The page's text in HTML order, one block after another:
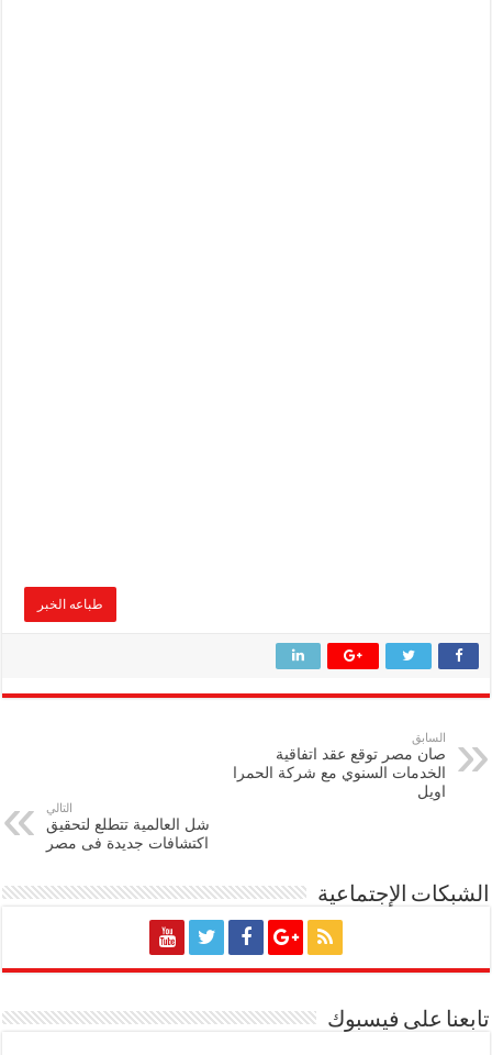
طباعه الخبر
السابق
صان مصر توقع عقد اتفاقية
الخدمات السنوي مع شركة الحمرا
اويل
التالي
شل العالمية تتطلع لتحقيق
اكتشافات جديدة فى مصر
الشبكات الإجتماعية
تابعنا على فيسبوك